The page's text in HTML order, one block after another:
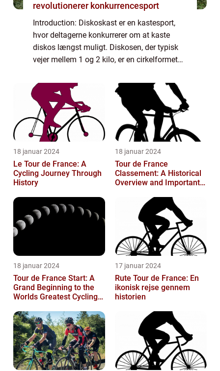
revolutionerer konkurrencesport
Introduction: Diskoskast er en kastesport,
hvor deltagerne konkurrerer om at kaste
diskos længst muligt. Diskosen, der typisk
vejer mellem 1 og 2 kilo, er en cirkelformet
sportsgrene kræver en kombination af s...
18 januar 2024
Le Tour de France: A
Cycling Journey Through
History
18 januar 2024
Tour de France
Classement: A Historical
Overview and Important
18 januar 2024
Tour de France Start: A
Grand Beginning to the
Worlds Greatest Cycling
17 januar 2024
Rute Tour de France: En
ikonisk rejse gennem
historien